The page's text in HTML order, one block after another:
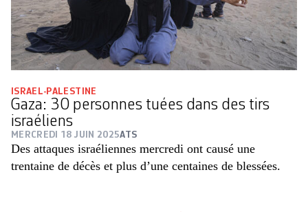
ISRAEL-PALESTINE
Gaza: 30 personnes tuées dans des tirs
israéliens
MERCREDI 18 JUIN 2025ATS
Des attaques israéliennes mercredi ont causé une
trentaine de décès et plus d’une centaines de blessées.